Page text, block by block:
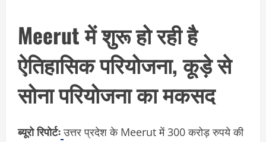
Meerut में शुरू हो रही है
ऐतिहासिक परियोजना, कूड़े से
सोना परियोजना का मकसद
ब्यूरो रिपोर्टः उत्तर प्रदेश के Meerut में 300 करोड़ रुपये की